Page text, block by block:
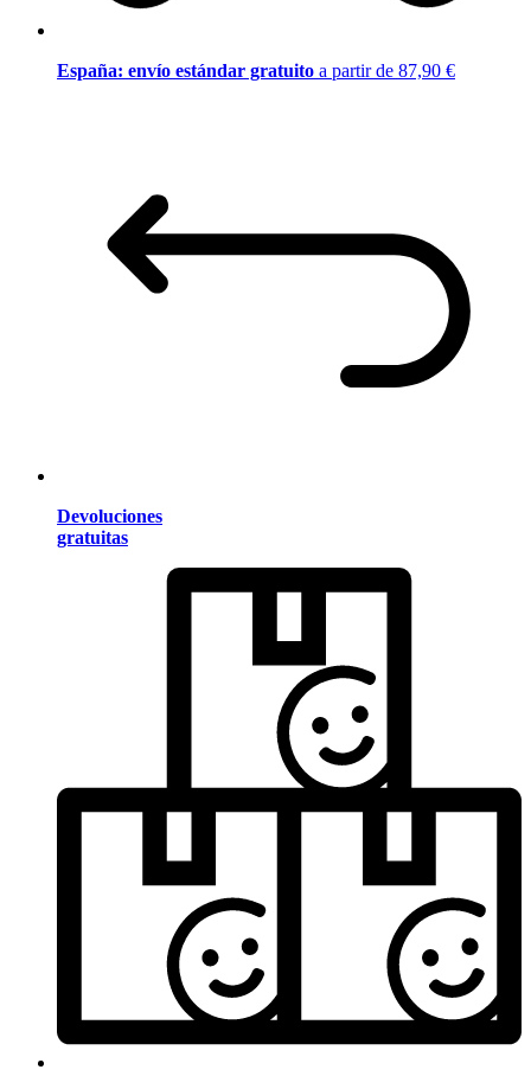
España: envío estándar gratuito a partir de 87,90 €
Devoluciones
gratuitas